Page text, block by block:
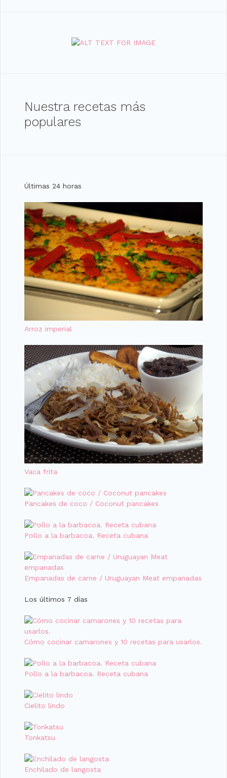
Nuestra recetas más
populares
Últimas 24 horas
Arroz imperial
Vaca frita
Pancakes de coco / Coconut pancakes
Pollo a la barbacoa. Receta cubana
Empanadas de carne / Uruguayan Meat empanadas
Los últimos 7 días
Cómo cocinar camarones y 10 recetas para usarlos.
Pollo a la barbacoa. Receta cubana
Cielito lindo
Tonkatsu
Enchilado de langosta